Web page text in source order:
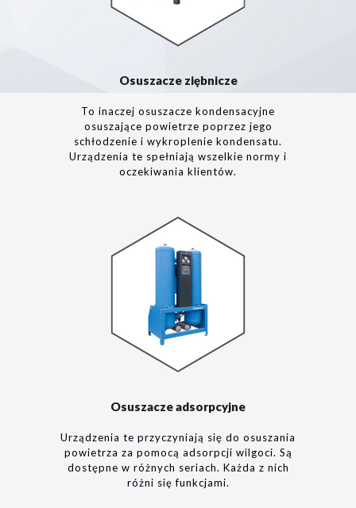
Osuszacze ziębnicze
To inaczej osuszacze kondensacyjne
osuszające powietrze poprzez jego
schłodzenie i wykroplenie kondensatu.
Urządzenia te spełniają wszelkie normy i
oczekiwania klientów.
Osuszacze adsorpcyjne
Urządzenia te przyczyniają się do osuszania
powietrza za pomocą adsorpcji wilgoci. Są
dostępne w różnych seriach. Każda z nich
różni się funkcjami.